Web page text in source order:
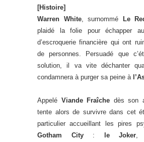
[Histoire]
Warren White, surnommé Le
plaidé la folie pour échapper
d’escroquerie financière qui ont
de personnes. Persuadé que
solution, il va vite déchanter
condamnera à purger sa peine à
Appelé Viande Fraîche dès son
tente alors de survivre dans cet
particulier accueillant les pires
Gotham City: le Joker